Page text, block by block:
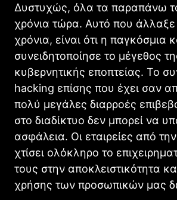
Δυστυχώς, όλα τα παραπάνω
χρόνια τώρα. Αυτό που άλλαξε
χρόνια, είναι ότι η παγκόσμια
συνειδητοποίησε το μέγεθος
κυβερνητικής εποπτείας. Το
hacking επίσης που έχει σαν
πολύ μεγάλες διαρροές
στο διαδίκτυο δεν μπορεί να
ασφάλεια. Οι εταιρείες από
χτίσει ολόκληρο το
τους στην αποκλειστικότητα
χρήσης των προσωπικών μας